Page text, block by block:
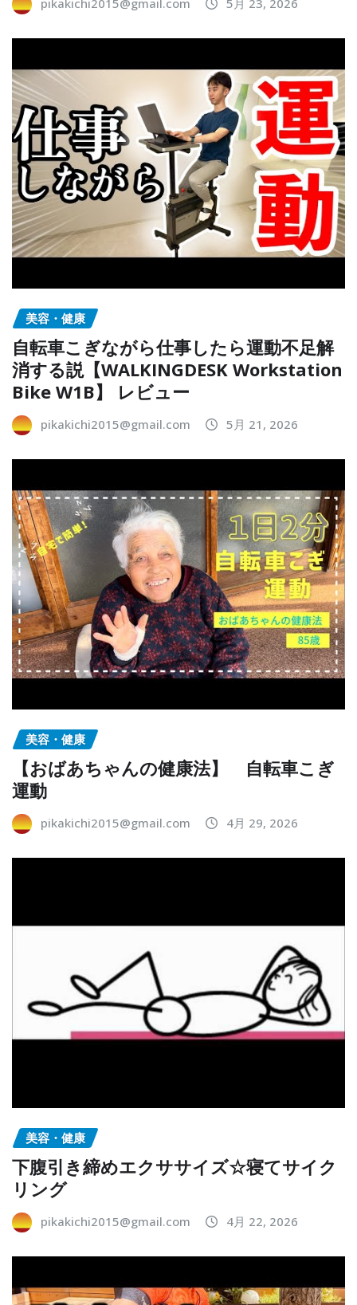
pikakichi2015@gmail.com 5月 23, 2026
美容・健康
自転車こぎながら仕事したら運動不足解
消する説【WALKINGDESK Workstation
Bike W1B】 レビュー
pikakichi2015@gmail.com 5月 21, 2026
美容・健康
【おばあちゃんの健康法】 自転車こぎ
運動
pikakichi2015@gmail.com 4月 29, 2026
美容・健康
下腹引き締めエクササイズ☆寝てサイク
リング
pikakichi2015@gmail.com 4月 22, 2026